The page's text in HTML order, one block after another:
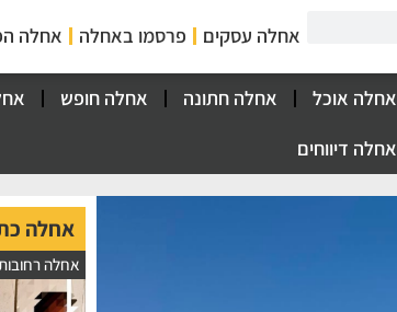
אחלה עסקים פרסמו באחלה אחלה
אחלה אוכל אחלה חתונה אחלה חופש
אחלה דיווחים
אחלה
אחלה